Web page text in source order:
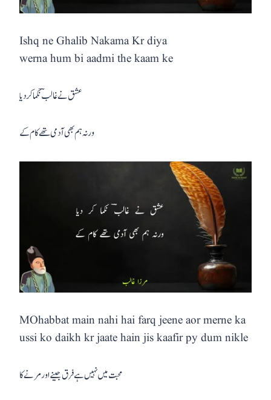
Ishq ne Ghalib Nakama Kr diya
werna hum bi aadmi the kaam ke
عشق نے غالبؔ نکما کر دیا
ورنہ ہم بھی آدمی تھے کام کے
MOhabbat main nahi hai farq jeene aor merne ka
ussi ko daikh kr jaate hain jis kaafir py dum nikle
محبت میں نہیں ہے فرق جینے اور مرنے کا